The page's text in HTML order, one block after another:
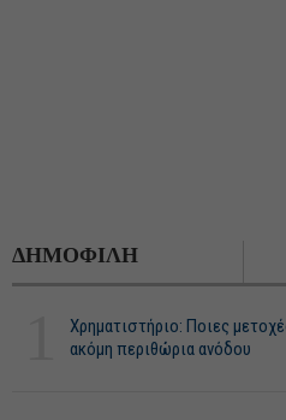
ΔΗΜΟΦΙΛΗ
Χρηματιστήριο: Ποιες
ακόμη περιθώρια ανόδου